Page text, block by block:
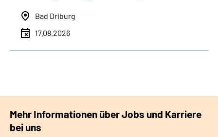
Bad Driburg
17.08.2026
Mehr Informationen über Jobs und Karriere
bei uns